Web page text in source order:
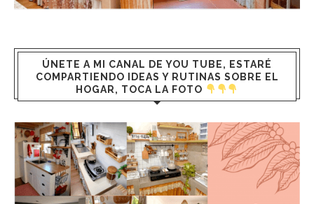
ÚNETE A MI CANAL DE YOU TUBE, ESTARÉ
COMPARTIENDO IDEAS Y RUTINAS SOBRE EL
HOGAR, TOCA LA FOTO